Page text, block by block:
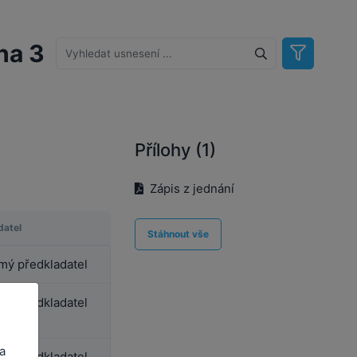
3
předkladatel
předkladatel
Přílohy (1)
Zápis z jednání
Stáhnout vše